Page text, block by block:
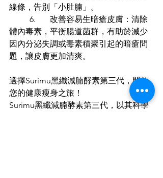
線條，告別「小肚腩」。
體內毒素，平衡腸道菌群，有助於減少
因內分泌失調或毒素積聚引起的暗瘡問
題，讓皮膚更加清爽。
選擇Surimu黑纖減腩酵素第三代，開啟
您的健康瘦身之旅！
Surimu黑纖減腩酵素第三代，以其科學